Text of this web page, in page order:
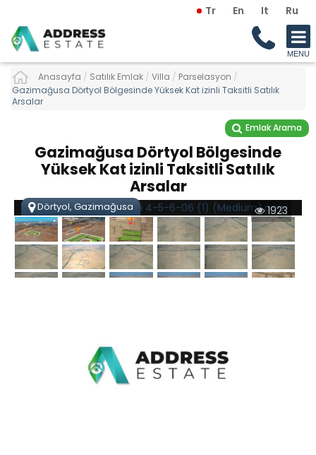
Tr En It Ru
Anasayfa / Satılık Emlak / Villa / Parselasyon /
Gazimağusa Dörtyol Bölgesinde Yüksek Kat izinli Taksitli Satılık
Arsalar
Emlak Arama
Gazimağusa Dörtyol Bölgesinde
Yüksek Kat izinli Taksitli Satılık
Arsalar
1923
Dörtyol, Gazimağusa